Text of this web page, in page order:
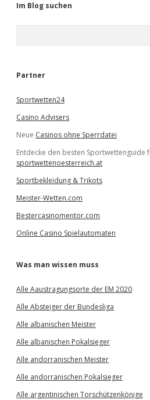
Im Blog suchen
e
Partner
Sportwetten24
Casino Advisers
Neue Casinos ohne Sperrdatei
Entdecke den besten Sportwettenguide
sportwettenoesterreich.at
Sportbekleidung & Trikots
Meister-Wetten.com
Bestercasinomentor.com
Online Casino Spielautomaten
Was man wissen muss
Alle Aaustragungsorte der EM 2020
Alle Absteiger der Bundesliga
Alle albanischen Meister
Alle albanischen Pokalsieger
Alle andorranischen Meister
Alle andorranischen Pokalsieger
Alle argentinischen Torschützenkönige